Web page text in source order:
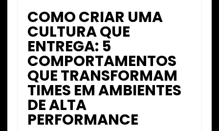
COMO CRIAR UMA
CULTURA QUE
ENTREGA: 5
COMPORTAMENTOS
QUE TRANSFORMAM
TIMES EM AMBIENTES
DE ALTA
PERFORMANCE